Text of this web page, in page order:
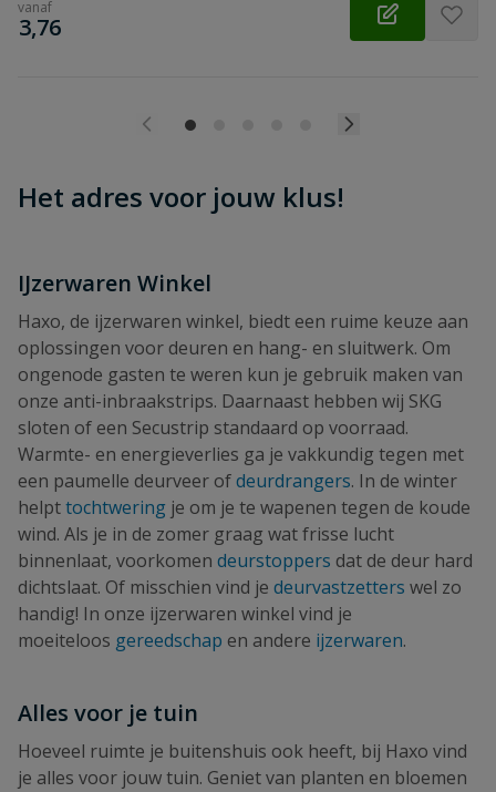
vanaf
€
3,76
Het adres voor jouw klus!
IJzerwaren Winkel
Haxo, de ijzerwaren winkel, biedt een ruime keuze aan
oplossingen voor deuren en hang- en sluitwerk. Om
ongenode gasten te weren kun je gebruik maken van
onze anti-inbraakstrips. Daarnaast hebben wij SKG
sloten of een Secustrip standaard op voorraad.
Warmte- en energieverlies ga je vakkundig tegen met
een paumelle deurveer ofdeurdrangers. In de winter
helpttochtwering je om je te wapenen tegen de koude
wind. Als je in de zomer graag wat frisse lucht
binnenlaat, voorkomen deurstoppers dat de deur hard
dichtslaat. Of misschien vind je deurvastzetters wel zo
handig! In onze ijzerwaren winkel vind je
moeiteloos gereedschap en andere ijzerwaren.
Alles voor je tuin
Hoeveel ruimte je buitenshuis ook heeft, bij Haxo vind
je alles voor jouw tuin. Geniet van planten en bloemen